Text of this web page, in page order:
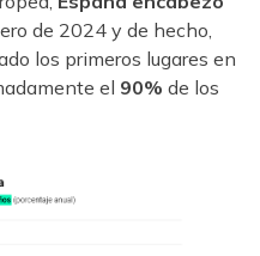
de 2024 y de hecho,
los primeros lugares en
el 90% de los